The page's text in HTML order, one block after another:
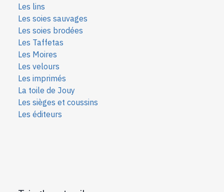
Les lins
Les soies sauvages
Les soies brodées
Les Taffetas
Les Moires
Les velours
Les imprimés
La toile de Jouy
Les sièges et coussins
Les éditeurs